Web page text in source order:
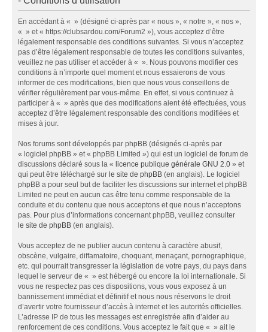
En accédant à « » (désigné ci-après par « nous », « notre », « nos »,
« » et « https://clubsardou.com/Forum2 »), vous acceptez d’être
légalement responsable des conditions suivantes. Si vous n’acceptez
pas d’être légalement responsable de toutes les conditions suivantes,
veuillez ne pas utiliser et accéder à « ». Nous pouvons modifier ces
conditions à n’importe quel moment et nous essaierons de vous
informer de ces modifications, bien que nous vous conseillons de
vérifier régulièrement par vous-même. En effet, si vous continuez à
participer à « » après que des modifications aient été effectuées, vous
acceptez d’être légalement responsable des conditions modifiées et
mises à jour.
Nos forums sont développés par phpBB (désignés ci-après par
« logiciel phpBB » et « phpBB Limited ») qui est un logiciel de forum de
discussions déclaré sous la « licence publique générale GNU 2.0 » et
qui peut être téléchargé sur le site de phpBB (en anglais). Le logiciel
phpBB a pour seul but de faciliter les discussions sur internet et phpBB
Limited ne peut en aucun cas être tenu comme responsable de la
conduite et du contenu que nous acceptons et que nous n’acceptons
pas. Pour plus d’informations concernant phpBB, veuillez consulter
le site de phpBB (en anglais).
Vous acceptez de ne publier aucun contenu à caractère abusif,
obscène, vulgaire, diffamatoire, choquant, menaçant, pornographique,
etc. qui pourrait transgresser la législation de votre pays, du pays dans
lequel le serveur de « » est hébergé ou encore la loi internationale. Si
vous ne respectez pas ces dispositions, vous vous exposez à un
bannissement immédiat et définitif et nous nous réservons le droit
d’avertir votre fournisseur d’accès à internet et les autorités officielles.
L’adresse IP de tous les messages est enregistrée afin d’aider au
renforcement de ces conditions. Vous acceptez le fait que « » ait le